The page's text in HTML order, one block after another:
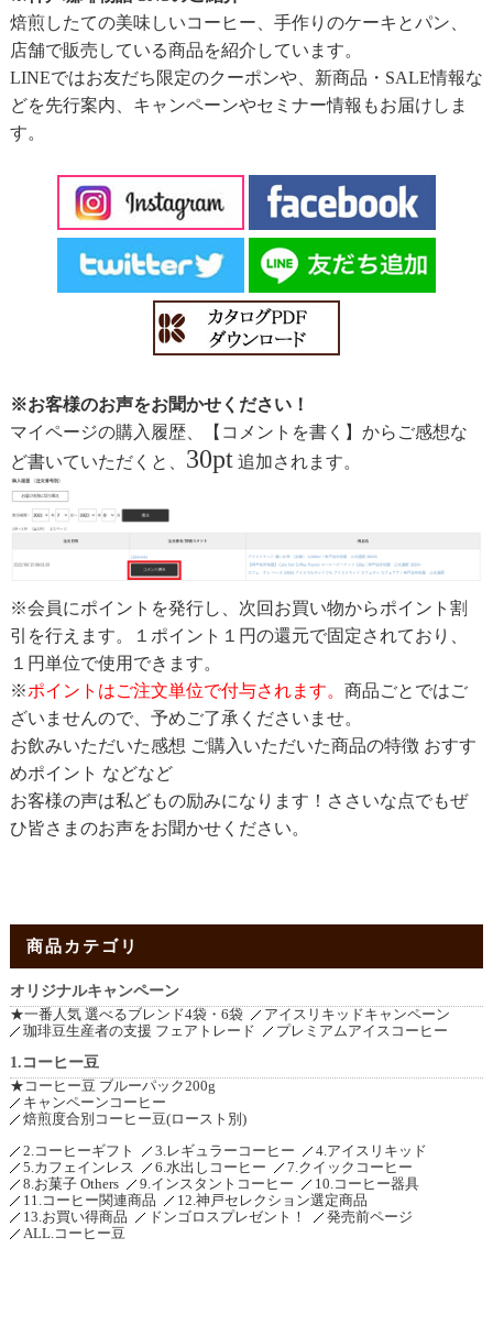
焙煎したての美味しいコーヒー、手作りのケーキとパン、
店舗で販売している商品を紹介しています。
LINEではお友だち限定のクーポンや、新商品・SALE情報な
どを先行案内、キャンペーンやセミナー情報もお届けしま
す。
※お客様のお声をお聞かせください！
マイページの購入履歴、【コメントを書く】からご感想な
ど書いていただくと、 30pt追加されます。
※会員にポイントを発行し、次回お買い物からポイント割
引を行えます。１ポイント１円の還元で固定されており、
１円単位で使用できます。
※ポイントはご注文単位で付与されます。 商品ごとではご
ざいませんので、予めご了承くださいませ。
お飲みいただいた感想 ご購入いただいた商品の特徴 おすす
めポイント などなど
お客様の声は私どもの励みになります！ささいな点でもぜ
ひ皆さまのお声をお聞かせください。
商品カテゴリ
オリジナルキャンペーン
★一番人気 選べるブレンド4袋・6袋
アイスリキッドキャンペーン
珈琲豆生産者の支援 フェアトレード
プレミアムアイスコーヒー
1.コーヒー豆
★コーヒー豆 ブルーパック200g
キャンペーンコーヒー
焙煎度合別コーヒー豆(ロースト別)
2.コーヒーギフト
3.レギュラーコーヒー
4.アイスリキッド
5.カフェインレス
6.水出しコーヒー
7.クイックコーヒー
8.お菓子 Others
9.インスタントコーヒー
10.コーヒー器具
11.コーヒー関連商品
12.神戸セレクション選定商品
13.お買い得商品
ドンゴロスプレゼント！
発売前ページ
ALL.コーヒー豆